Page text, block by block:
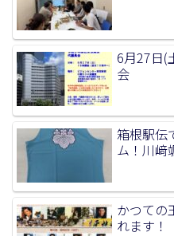
6月27日(
会
箱根駅伝
ム！川﨑
かつての
れます！